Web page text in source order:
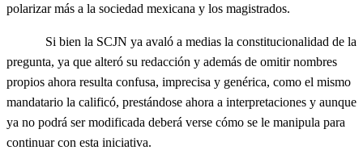
polarizar más a la sociedad mexicana y los magistrados.
Si bien la SCJN ya avaló a medias la constitucionalidad de la
pregunta, ya que alteró su redacción y además de omitir nombres
propios ahora resulta confusa, imprecisa y genérica, como el mismo
mandatario la calificó, prestándose ahora a interpretaciones y aunque
ya no podrá ser modificada deberá verse cómo se le manipula para
continuar con esta iniciativa.